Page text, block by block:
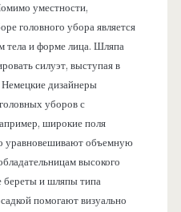
уместности,
головного убора является
тела и форме лица. Шляпа
силуэт, выступая в
Немецкие дизайнеры
уборов с
широкие поля
уравновешивают объемную
высокого
береты и шляпы типа
помогают визуально